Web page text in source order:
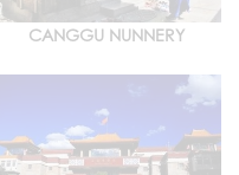
CANGGU NUNNERY